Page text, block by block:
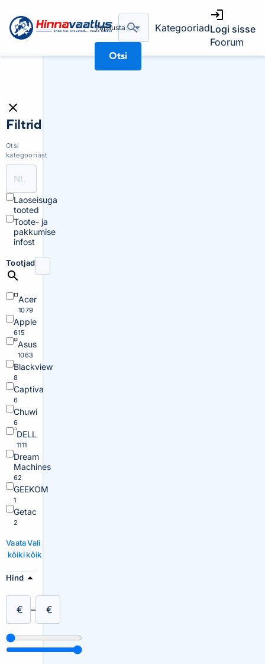
Täpsusta
Otsi
KategooriadLogi sisse
Foorum
Filtrid
Otsi
kategooriast
Laoseisuga
tooted
Toote- ja
pakkumise
infost
Tootjad
Acer
1079
Apple
615
Asus
1063
Blackview
8
Captiva
6
Chuwi
6
DELL
1111
Dream
Machines
62
GEEKOM
1
Getac
2
Vaata
kõiki
Vali
kõik
Hind
€ – €